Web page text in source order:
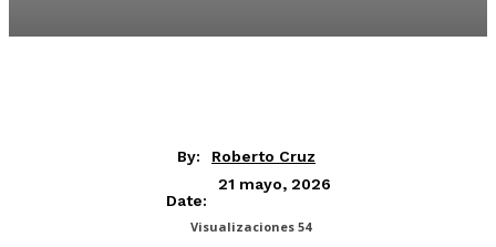
By: Roberto Cruz
Date:
21 mayo, 2026
Visualizaciones 54